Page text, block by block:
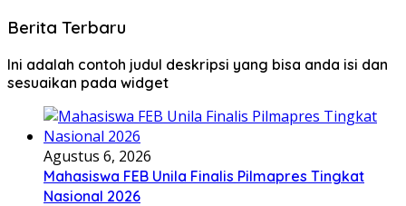
Berita Terbaru
Ini adalah contoh judul deskripsi yang bisa anda isi dan
sesuaikan pada widget
Agustus 6, 2026
Mahasiswa FEB Unila Finalis Pilmapres Tingkat
Nasional 2026